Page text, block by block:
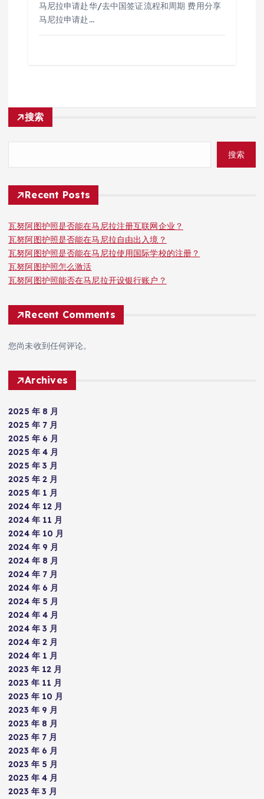
马尼拉申请赴华/去中国签证流程和周期 费用分享
马尼拉申请赴…
搜索
搜索
Recent Posts
瓦努阿图护照是否能在马尼拉注册互联网企业？
瓦努阿图护照是否能在马尼拉自由出入境？
瓦努阿图护照是否能在马尼拉使用国际学校的注册？
瓦努阿图护照怎么激活
瓦努阿图护照能否在马尼拉开设银行账户？
Recent Comments
您尚未收到任何评论。
Archives
2025 年 8 月
2025 年 7 月
2025 年 6 月
2025 年 4 月
2025 年 3 月
2025 年 2 月
2025 年 1 月
2024 年 12 月
2024 年 11 月
2024 年 10 月
2024 年 9 月
2024 年 8 月
2024 年 7 月
2024 年 6 月
2024 年 5 月
2024 年 4 月
2024 年 3 月
2024 年 2 月
2024 年 1 月
2023 年 12 月
2023 年 11 月
2023 年 10 月
2023 年 9 月
2023 年 8 月
2023 年 7 月
2023 年 6 月
2023 年 5 月
2023 年 4 月
2023 年 3 月